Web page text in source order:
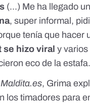
(...) Me ha llegado un
, super informal,
tenía que hacer
se hizo viral y varios
eco de la estafa.
Maldita.es, Grima
los timadores para